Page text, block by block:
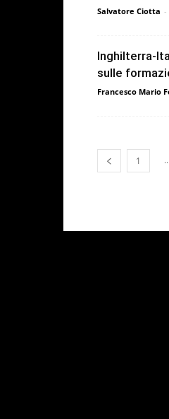
Salvatore Ciotta -
Inghilterra-
sulle
Francesco Mario
1